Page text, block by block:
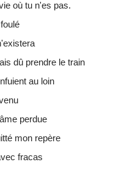
où tu n'es pas.
dû prendre le train
au loin
perdue
mon repère
fracas